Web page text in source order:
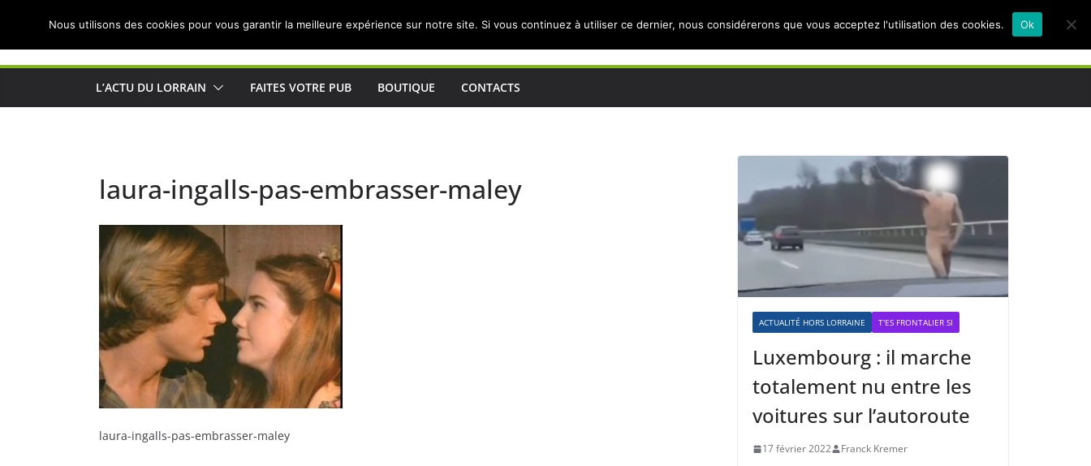
Actualités de Lorraine pour les Lorrains
L’ACTU DU LORRAIN FAITES VOTRE PUB BOUTIQUE CONTACTS
laura-ingalls-pas-embrasser-maley
laura-ingalls-pas-embrasser-maley
ACTUALITÉ HORS LORRAINE T'ES FRONTALIER SI
Luxembourg : il marche
totalement nu entre les
voitures sur l’autoroute
17 février 2022 Franck Kremer
Nous utilisons des cookies pour vous garantir la meilleure expérience sur notre site. Si vous continuez à utiliser ce dernier, nous considérerons que vous acceptez l'utilisation des cookies. Ok